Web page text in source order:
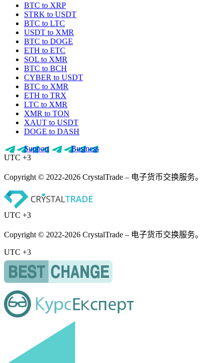
BTC to XRP
STRK to USDT
BTC to LTC
USDT to XMR
BTC to DOGE
ETH to ETC
SOL to XMR
BTC to BCH
CYBER to USDT
BTC to XMR
ETH to TRX
LTC to XMR
XMR to TON
XAUT to USDT
DOGE to DASH
Support
Business
UTC +3
Copyright © 2022-2026 CrystalTrade – 电子货币交换服务。
UTC +3
Copyright © 2022-2026 CrystalTrade – 电子货币交换服务。
UTC +3